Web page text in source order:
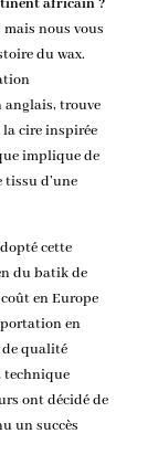
africain ?
nous vous
du wax.
anglais, trouve
la cire inspirée
implique de
d’une
cette
du batik de
en Europe
en
de qualité
technique
ont décidé de
un succès